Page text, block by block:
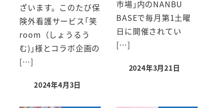
ざいます。このたび保
険外看護サービス｢笑
room（しょうるう
む)｣様とコラボ企画の
[…]
2024年4月3日
市場｣内のNANBU
BASEで毎月第1土曜
日に開催されてい
[…]
2024年3月21日